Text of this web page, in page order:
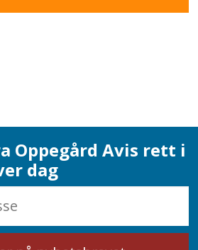
Oppegård Avis rett i
dag